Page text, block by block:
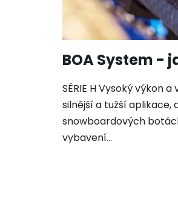
ů
BOA System -
SÉRIE H Vysoký výkon
silnější a tužší aplikace,
snowboardových
vybavení...